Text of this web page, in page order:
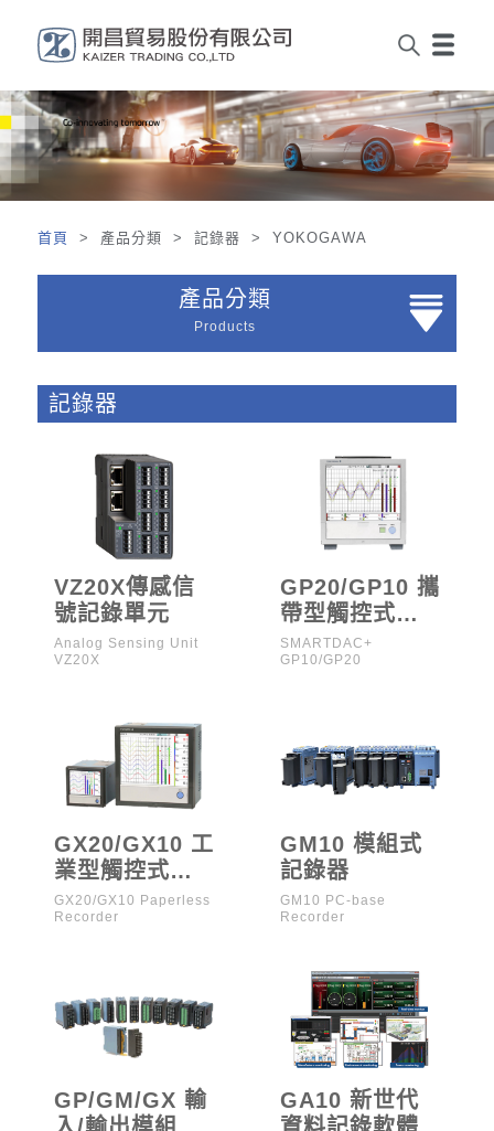
首頁 > 產品分類 > 記錄器 > YOKOGAWA
產品分類
Products
記錄器
VZ20X傳感信
號記錄單元
Analog Sensing Unit
VZ20X
GP20/GP10 攜
帶型觸控式記
錄器
SMARTDAC+
GP10/GP20
GX20/GX10 工
業型觸控式記
錄器
GX20/GX10 Paperless
Recorder
GM10 模組式
記錄器
GM10 PC-base
Recorder
GP/GM/GX 輸
GA10 新世代